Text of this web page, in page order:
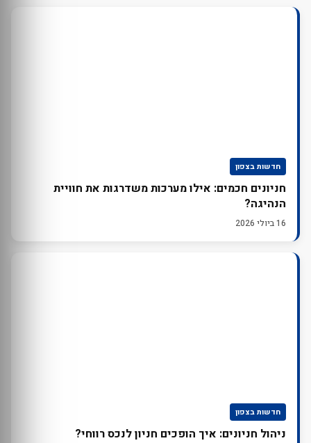
חדשות בצפון
חניונים חכמים: אילו מערכות משדרגות את חוויית
הנהיגה?
16 ביולי 2026
חדשות בצפון
ניהול חניונים: איך הופכים חניון לנכס רווחי?